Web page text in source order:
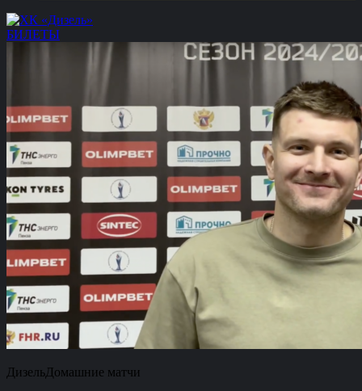
БИЛЕТЫ
ДизельДомашние матчи